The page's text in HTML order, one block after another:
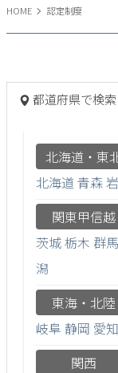
HOME 認定制度
都道府県で検索
北海道・東
北海道 青森
関東甲信越
茨城栃木 群馬
潟
東海・北陸
岐阜 静岡 愛知
関西